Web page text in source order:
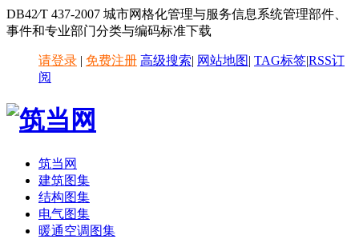
DB42∕T 437-2007 城市网格化管理与服务信息系统管理部件、
事件和专业部门分类与编码标准下载
请登录 | 免费注册 高级搜索| 网站地图| TAG标签|RSS订
阅
筑当网
建筑图集
结构图集
电气图集
暖通空调图集